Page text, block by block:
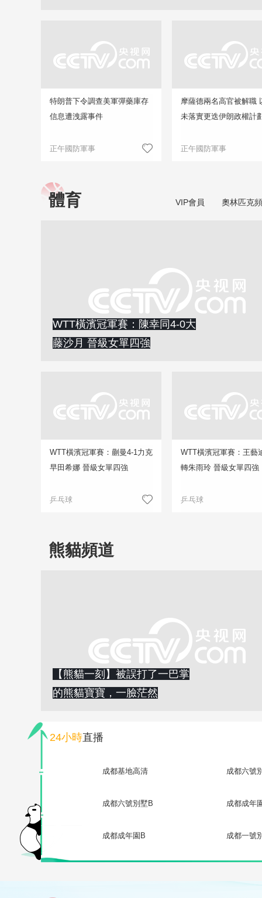
特朗普下令調查美軍彈藥庫存
信息遭洩露事件
正午國防軍事
摩薩德兩名高官被解職
未落實更迭伊朗政權計
正午國防軍事
體育 VIP會員 奧林匹克
WTT橫濱冠軍賽：陳幸同4-0大
藤沙月 晉級女單四強
WTT橫濱冠軍賽：蒯曼4-1力克
早田希娜 晉級女單四強
乒乓球
WTT橫濱冠軍賽：王藝
轉朱雨玲 晉級女單四強
乒乓球
熊貓頻道
【熊貓一刻】被誤打了一巴掌
的熊貓寶寶，一臉茫然
24小時直播
成都基地高清 成都六號
成都六號別墅B 成都成年
成都成年園B 成都一號